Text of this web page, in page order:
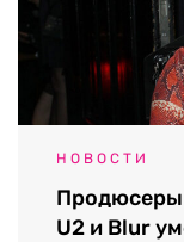
НОВОСТИ
U2 и Blur